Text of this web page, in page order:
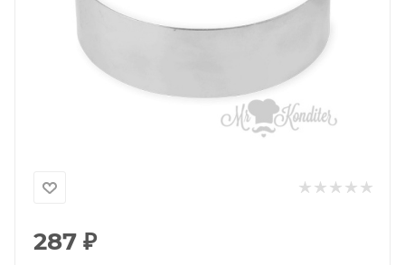
287 ₽